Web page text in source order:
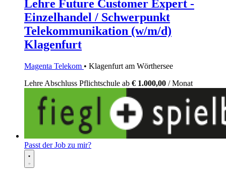
Lehre Future Customer Expert -
Einzelhandel / Schwerpunkt
Telekommunikation (w/m/d)
Klagenfurt
Magenta Telekom • Klagenfurt am Wörthersee
Lehre Abschluss Pflichtschule ab € 1.000,00 / Monat
Passt der Job zu mir?